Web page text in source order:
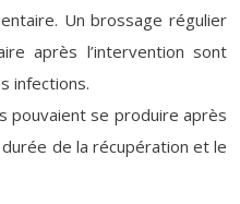
Un brossage régulier
après l’intervention sont
infections.
pouvaient se produire après
de la récupération et le